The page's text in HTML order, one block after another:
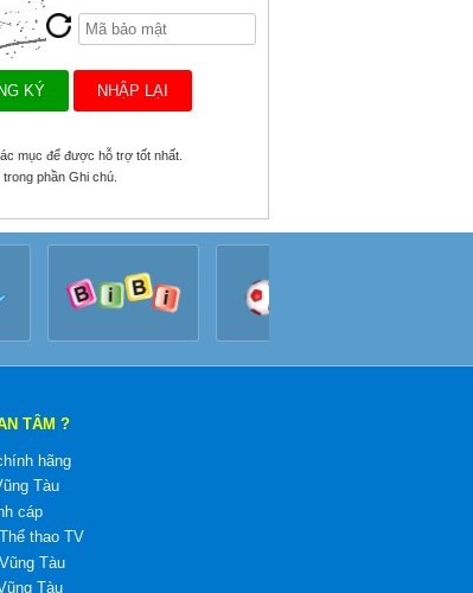
mục để được hỗ trợ tốt nhất.
phần Ghi chú.
TÂM ?
hãng
Tàu
cáp
thao TV
Tàu
Tàu